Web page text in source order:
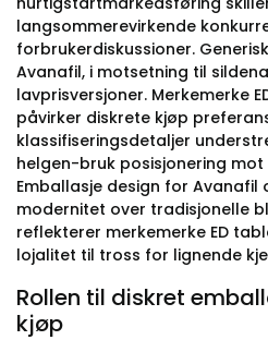
langsommerevirkende
forbrukerdiskussioner.
Avanafil, i motsetning til
lavprisversjoner. Merkemerke
påvirker diskrete kjøp
klassifiseringsdetaljer
helgen-bruk posisjonering
Emballasje design for Avanafil
modernitet over tradisjonelle
reflekterer merkemerke ED
lojalitet til tross for lignende
Rollen til diskret
kjøp